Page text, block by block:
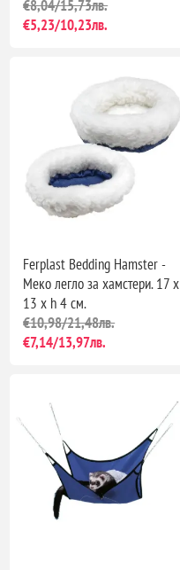
€8,04/15,73лв.
€5,23/10,23лв.
Ferplast Bedding Hamster -
Меко легло за хамстери. 17 x
13 x h 4 см.
€10,98/21,48лв.
€7,14/13,97лв.